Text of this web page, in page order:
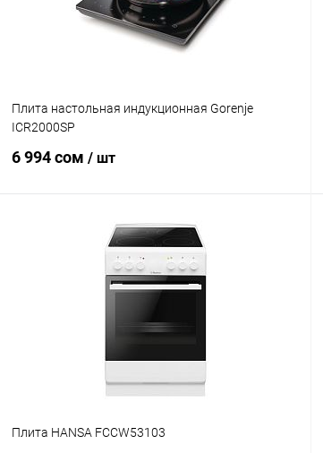
Плита настольная индукционная Gorenje
ICR2000SP
6 994 сом / шт
В корзину
Купить в 1 клик Сравнение
Плита HANSA FCCW53103